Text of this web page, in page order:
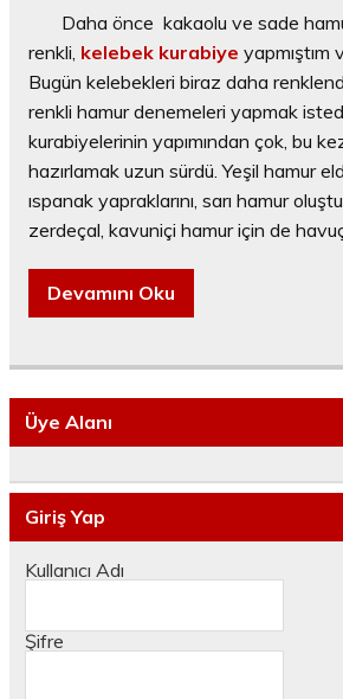
Daha önce kakaolu ve sade
renkli, kelebek kurabiye yapmıştım
Bugün kelebekleri biraz daha
renkli hamur denemeleri yapmak
kurabiyelerinin yapımından çok, bu
hazırlamak uzun sürdü. Yeşil hamur
ıspanak yapraklarını, sarı hamur
zerdeçal, kavuniçi hamur için de
Devamını Oku
Üye Alanı
Giriş Yap
Kullanıcı Adı
Şifre